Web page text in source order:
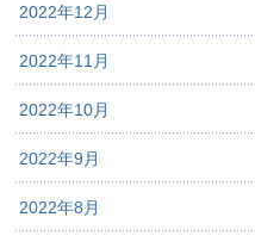
2022年12月
2022年11月
2022年10月
2022年9月
2022年8月